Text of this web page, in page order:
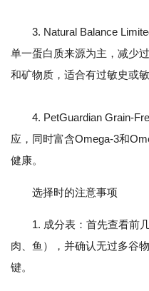
3. Natural Balance
单一蛋白质来源为主，减少
和矿物质，适合有过敏史或
4. PetGuardian Grain-
应，同时富含Omega-3和
健康。
选择时的注意事项
1. 成分表：首先查看前
肉、鱼），并确认无过多谷
键。